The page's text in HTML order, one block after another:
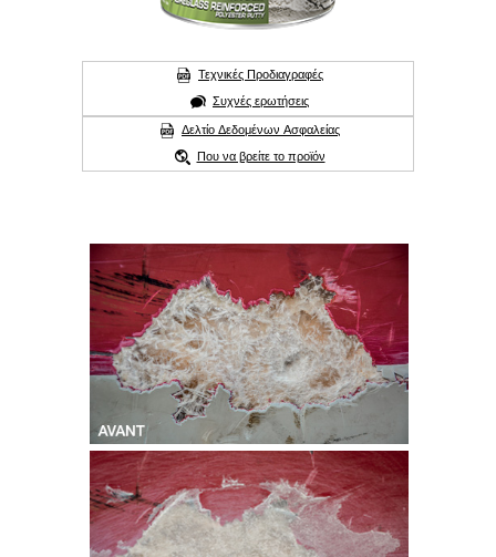
Τεχνικές Προδιαγραφές
Συχνές ερωτήσεις
Δελτίο Δεδομένων Ασφαλείας
Που να βρείτε το προϊόν